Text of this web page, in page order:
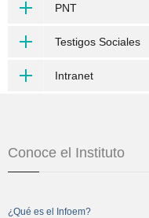
PNT
Testigos Sociales
Intranet
Conoce el Instituto
¿Qué es el Infoem?